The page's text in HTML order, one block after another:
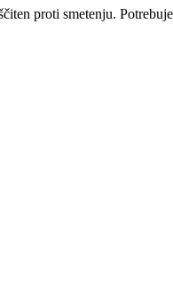
proti smetenju.